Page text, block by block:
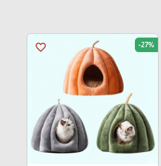
favorite_border -27%